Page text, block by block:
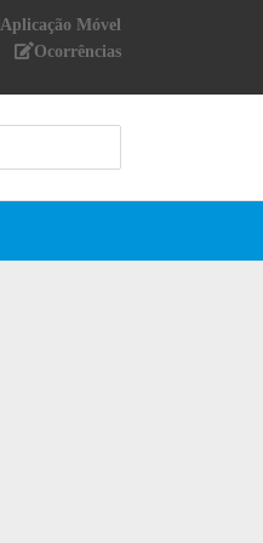
Aplicação Móvel
Ocorrências